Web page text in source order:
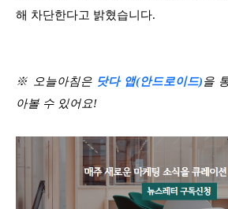
해 차단한다고 밝혔습니다.
※ 오늘아침은 닷다 앱(안드로이드)을
아볼 수 있어요!